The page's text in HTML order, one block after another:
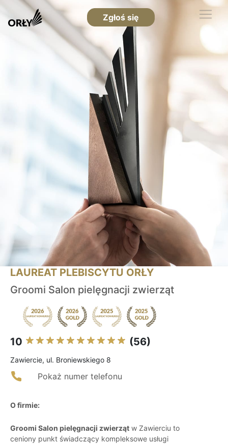
Zgłoś się
LAUREAT PLEBISCYTU ORŁY
Groomi Salon pielęgnacji zwierząt
10 (56)
Zawiercie, ul. Broniewskiego 8
Pokaż numer telefonu
O firmie:
Groomi Salon pielęgnacji zwierząt w Zawierciu to
ceniony punkt świadczący kompleksowe usługi